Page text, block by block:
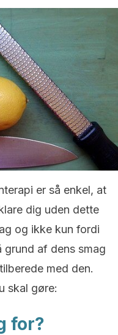
er så enkel, at
dig uden dette
og ikke kun fordi
grund af dens smag
med den.
skal gøre:
for?